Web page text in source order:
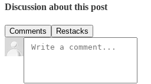
Discussion about this post
Comments Restacks